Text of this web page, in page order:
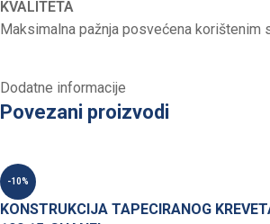
KVALITETA
Maksimalna pažnja posvećena korištenim
Dodatne informacije
Povezani proizvodi
-10%
KONSTRUKCIJA TAPECIRANOG